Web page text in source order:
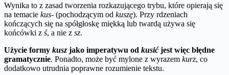
Wynika to z zasad tworzenia rozkazującego trybu, które opierają się
na temacie kus- (pochodzącym od kuszę). Przy rdzeniach
kończących się na spółgłoskę miękką lub twardą używa się
końcówki z ś, a nie z sz.
Użycie formy kusz jako imperatywu od kusićjest więc błędne
gramatycznie. Ponadto, może być mylone z wyrazem kurz, co
dodatkowo utrudnia poprawne rozumienie tekstu.